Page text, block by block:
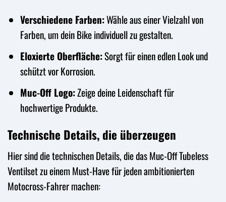
Verschiedene Farben:Wähle aus einer Vielzahl von
Farben, um dein Bike individuell zu gestalten.
Eloxierte Oberfläche:Sorgt für einen edlen Look und
schützt vor Korrosion.
Muc-Off Logo:Zeige deine Leidenschaft für
hochwertige Produkte.
Technische Details, die überzeugen
Hier sind die technischen Details, die das Muc-Off Tubeless
Ventilset zu einem Must-Have für jeden ambitionierten
Motocross-Fahrer machen: